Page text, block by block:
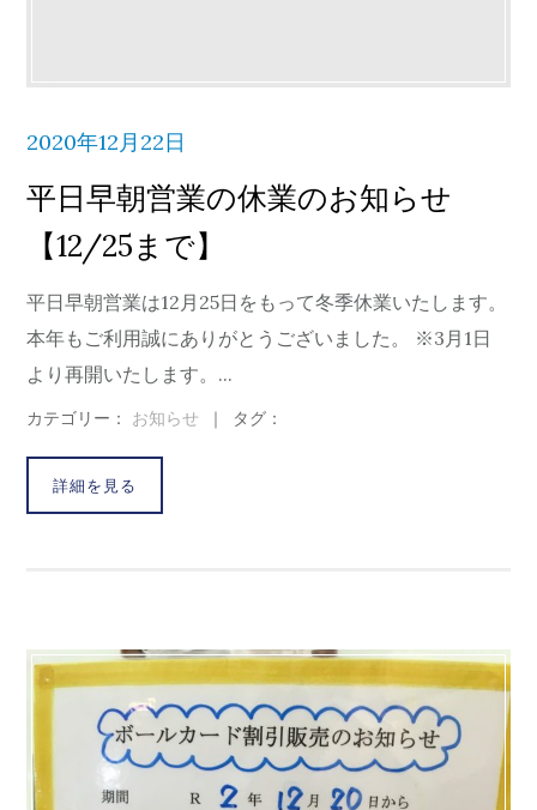
2020年12月22日
平日早朝営業の休業のお知らせ
【12/25まで】
平日早朝営業は12月25日をもって冬季休業いたします。
本年もご利用誠にありがとうございました。 ※3月1日
より再開いたします。...
カテゴリー： お知らせ ｜ タグ：
詳細を見る